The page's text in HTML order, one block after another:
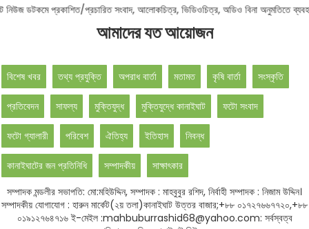
ডটকমে প্রকাশিত/প্রচারিত সংবাদ, আলোকচিত্র, ভিডিওচিত্র, অডিও বিনা অনুমতিতে ব্যবহার
আমাদের যত আয়োজন
বিশেষ খবর তথ্য প্রযুক্তি অপরাধ বার্তা মতামত কৃষি বার্তা সংস্কৃতি
প্রতিবেদন সাফল্য মুক্তিযুদ্ধ মুক্তিযুদ্ধে কানাইঘাট ফটো সংবাদ
ফটো গ্যালারী পরিবেশ ঐতিহ্য ইতিহাস নিবন্ধ
কানাইঘাটের জন প্রতিনিধি সম্পাদকীয়
সাক্ষাৎকার
সম্পাদক মন্ডলীর সভাপতি: মো:মহিউদ্দিন, সম্পাদক : মাহবুবুর রশিদ, নির্বাহী সম্পাদক : নিজাম উদ্দিন।
সম্পাদকীয় যোগাযোগ : হারুন মার্কেট(২য় তলা)কানাইঘাট উত্তর বাজার;+৮৮ ০১৭২৭৬৬৭৭২০,+৮৮
০১৯১২৭৬৪৭১৬ ই-মেইল :mahbuburrashid68@yahoo.com: সর্বস্বত্ব